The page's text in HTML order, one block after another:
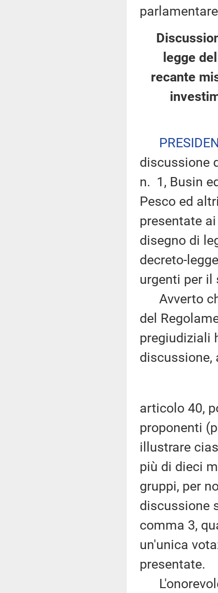
legge
recante
discussione
n. 1, Busin
Pesco ed
presentate
disegno di
decreto-
urgenti per
Avverto
del
pregiudiziali
discussione,
articolo 40,
proponenti
illustrare
più di dieci
gruppi, per
discussione
comma 3,
un'unica
presentate.